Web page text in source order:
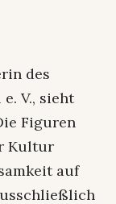
des
V., sieht
Figuren
Kultur
auf